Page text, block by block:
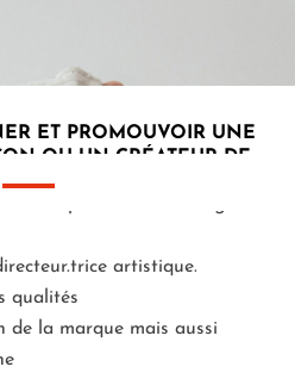
ET PROMOUVOIR UNE
OU UN CRÉATEUR DE
MODE
artistique.
qualités
de la marque mais aussi